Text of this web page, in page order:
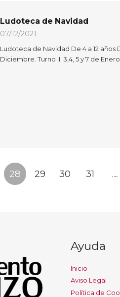
Ludoteca de Navidad
07/12/2021
Ludoteca de Navidad De 4 a 12 años
Diciembre. Turno II: 3,4, 5 y 7 de
28 29 30 31 …
Ayuda
Inicio
Aviso Legal
Política de